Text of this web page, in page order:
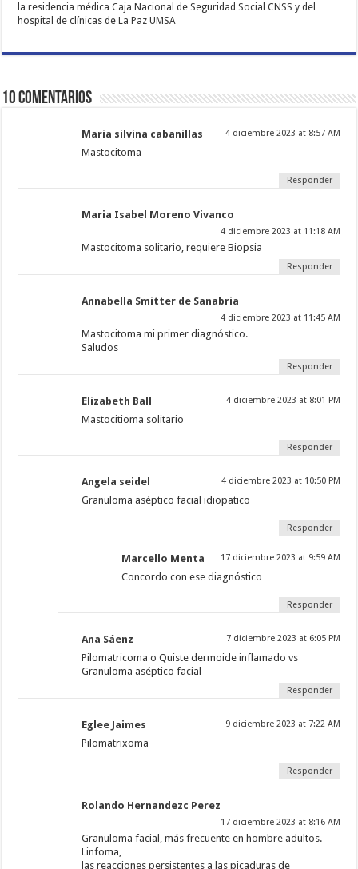
la residencia médica Caja Nacional de Seguridad Social CNSS y del
hospital de clínicas de La Paz UMSA
10 comentarios
Maria silvina cabanillas 4 diciembre 2023 at 8:57 AM
Mastocitoma
Responder
Maria Isabel Moreno Vivanco
4 diciembre 2023 at 11:18 AM
Mastocitoma solitario, requiere Biopsia
Responder
Annabella Smitter de Sanabria
4 diciembre 2023 at 11:45 AM
Mastocitoma mi primer diagnóstico.
Saludos
Responder
Elizabeth Ball 4 diciembre 2023 at 8:01 PM
Mastocitioma solitario
Responder
Angela seidel 4 diciembre 2023 at 10:50 PM
Granuloma aséptico facial idiopatico
Responder
Marcello Menta 17 diciembre 2023 at 9:59 AM
Concordo con ese diagnóstico
Responder
Ana Sáenz 7 diciembre 2023 at 6:05 PM
Pilomatricoma o Quiste dermoide inflamado vs
Granuloma aséptico facial
Responder
Eglee Jaimes 9 diciembre 2023 at 7:22 AM
Pilomatrixoma
Responder
Rolando Hernandezc Perez
17 diciembre 2023 at 8:16 AM
Granuloma facial, más frecuente en hombre adultos.
Linfoma,
las reacciones persistentes a las picaduras de